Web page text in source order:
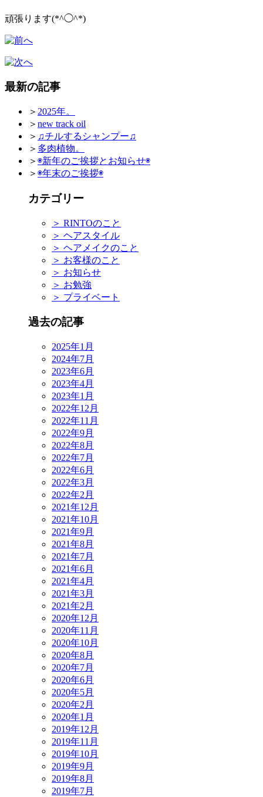
頑張ります(*^◯^*)
最新の記事
＞ 2025年。
＞ new track oil
＞ ♫チルするシャンプー♫
＞ 多肉植物。
＞ ◉新年のご挨拶とお知らせ◉
＞ ◉年末のご挨拶◉
カテゴリー
＞ RINTOのこと
＞ ヘアスタイル
＞ ヘアメイクのこと
＞ お客様のこと
＞ お知らせ
＞ お勉強
＞ プライベート
過去の記事
2025年1月
2024年7月
2023年6月
2023年4月
2023年1月
2022年12月
2022年11月
2022年9月
2022年8月
2022年7月
2022年6月
2022年3月
2022年2月
2021年12月
2021年10月
2021年9月
2021年8月
2021年7月
2021年6月
2021年4月
2021年3月
2021年2月
2020年12月
2020年11月
2020年10月
2020年8月
2020年7月
2020年6月
2020年5月
2020年2月
2020年1月
2019年12月
2019年11月
2019年10月
2019年9月
2019年8月
2019年7月